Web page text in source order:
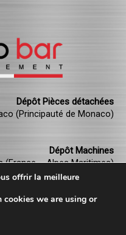
Dépôt Pièces détachées
(Principauté de Monaco)
Dépôt Machines
(France – Alpes Maritimes)
offrir la meilleure
we are using or